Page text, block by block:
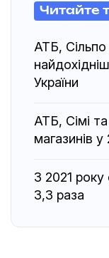
Читайте
АТБ,
України
АТБ, Сімі
магазинів у
З 2021 року
3,3 раза